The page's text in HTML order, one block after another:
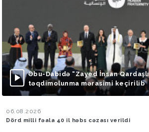
Əbu-Dabidə “Zayed İnsan
təqdimolunma mərasimi keçirilib
06.08.2026
Dörd milli fəala 40 il həbs cəzası verildi